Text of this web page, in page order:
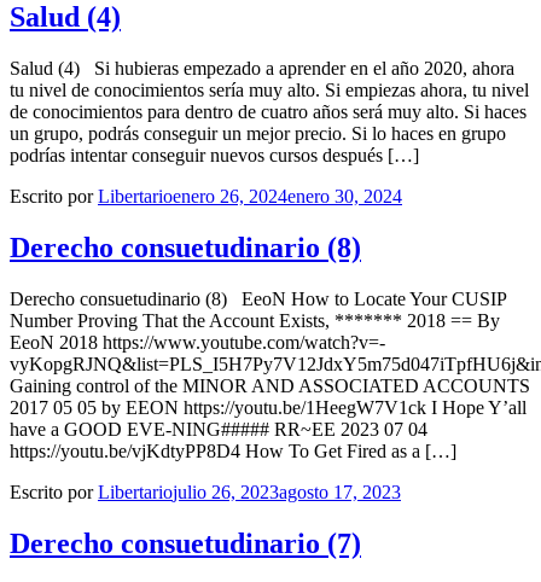
Salud (4)
Salud (4) Si hubieras empezado a aprender en el año 2020, ahora
tu nivel de conocimientos sería muy alto. Si empiezas ahora, tu nivel
de conocimientos para dentro de cuatro años será muy alto. Si haces
un grupo, podrás conseguir un mejor precio. Si lo haces en grupo
podrías intentar conseguir nuevos cursos después […]
Escrito porLibertarioenero 26, 2024enero 30, 2024
Derecho consuetudinario (8)
Derecho consuetudinario (8) EeoN How to Locate Your CUSIP
Number Proving That the Account Exists, ******* 2018 == By
EeoN 2018 https://www.youtube.com/watch?v=-
Gaining control of the MINOR AND ASSOCIATED ACCOUNTS
2017 05 05 by EEON https://youtu.be/1HeegW7V1ck I Hope Y’all
have a GOOD EVE-NING##### RR~EE 2023 07 04
https://youtu.be/vjKdtyPP8D4 How To Get Fired as a […]
Escrito porLibertariojulio 26, 2023agosto 17, 2023
Derecho consuetudinario (7)